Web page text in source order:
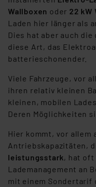
Wallboxen oder 22 kW
Laden hier länger als
Dies hat aber auch
diese Art, das
batterieschonender.
Viele Fahrzeuge, vor
ihren relativ kleinen
kleinen, mobilen
Deren Möglichkeiten
Hier kommt, vor allem
Antriebskapazitäten,
leistungsstark, hat
Lademanagement an
mit einem Sondertarif